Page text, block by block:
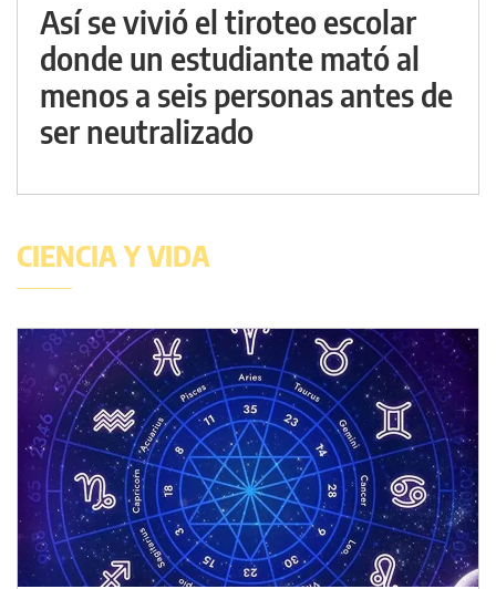
Así se vivió el tiroteo escolar
donde un estudiante mató al
menos a seis personas antes de
ser neutralizado
CIENCIA Y VIDA